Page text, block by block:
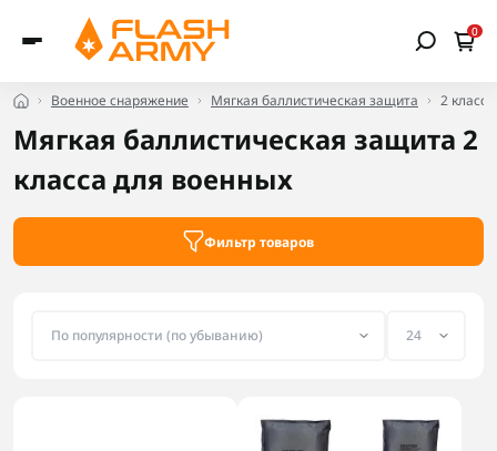
0
Военное снаряжение Мягкая баллистическая защита 2 класс
Мягкая баллистическая защита 2
класса для военных
Фильтр товаров